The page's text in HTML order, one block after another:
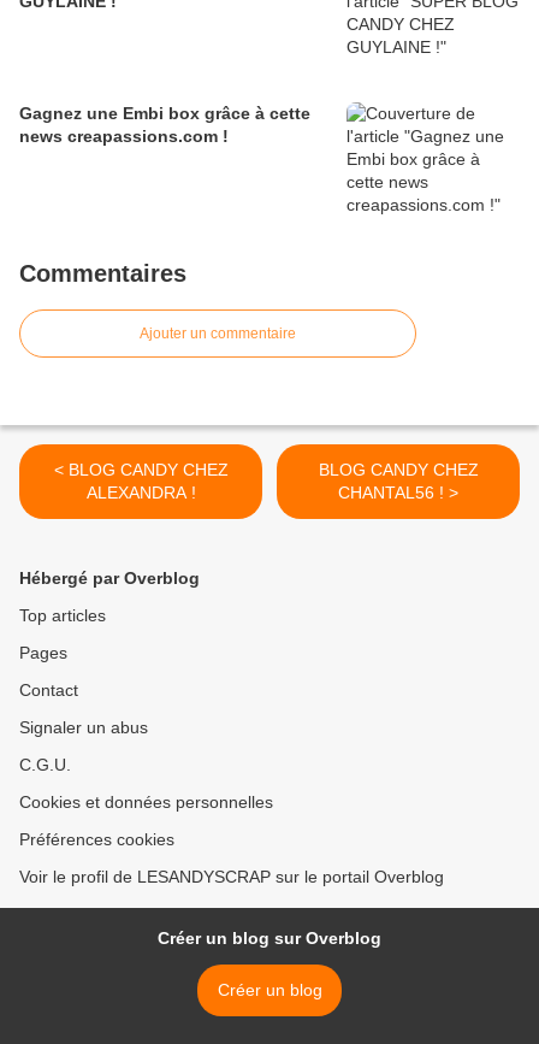
Gagnez une Embi box grâce à cette
news creapassions.com !
Commentaires
Ajouter un commentaire
< BLOG CANDY CHEZ
ALEXANDRA !
BLOG CANDY CHEZ
CHANTAL56 ! >
Hébergé par Overblog
Top articles
Pages
Contact
Signaler un abus
C.G.U.
Cookies et données personnelles
Préférences cookies
Voir le profil de LESANDYSCRAP sur le portail Overblog
Créer un blog sur Overblog
Créer un blog